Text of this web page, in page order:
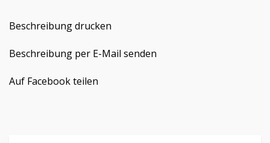
Nederlands
Beschreibung drucken
Beschreibung per E-Mail senden
Auf Facebook teilen